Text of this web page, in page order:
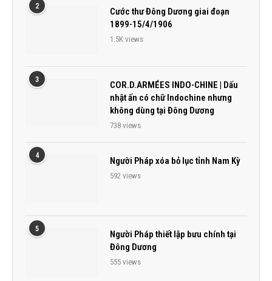
2
Cước thư Đông Dương giai đoạn
1899-15/4/1906
1.5K views
3
COR.D.ARMÉES INDO-CHINE | Dấu
nhật ấn có chữ Indochine nhưng
không dùng tại Đông Dương
738 views
4
Người Pháp xóa bỏ lục tỉnh Nam Kỳ
592 views
5
Người Pháp thiết lập bưu chính tại
Đông Dương
555 views